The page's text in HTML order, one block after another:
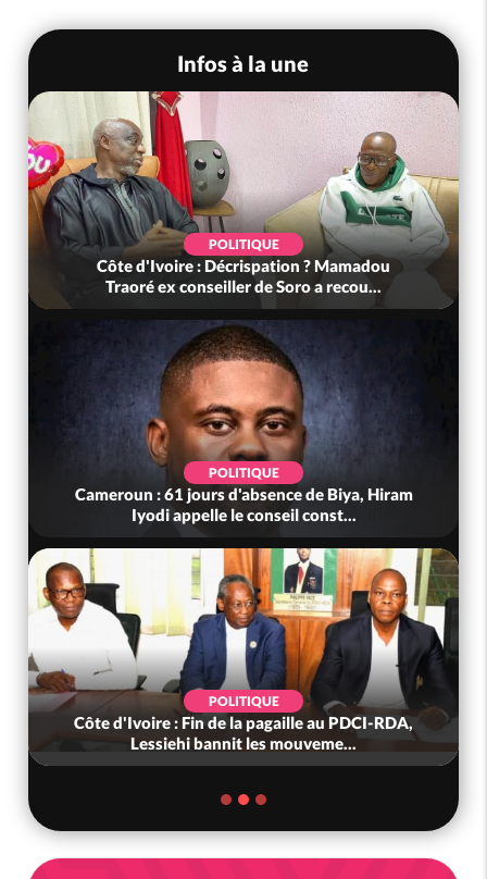
Infos à la une
POLITIQUE
Côte d'Ivoire : Décrispation ? Mamadou
Traoré ex conseiller de Soro a recou...
POLITIQUE
Cameroun : 61 jours d'absence de Biya, Hiram
Iyodi appelle le conseil const...
POLITIQUE
Côte d'Ivoire : Fin de la pagaille au PDCI-RDA,
Lessiehi bannit les mouveme...